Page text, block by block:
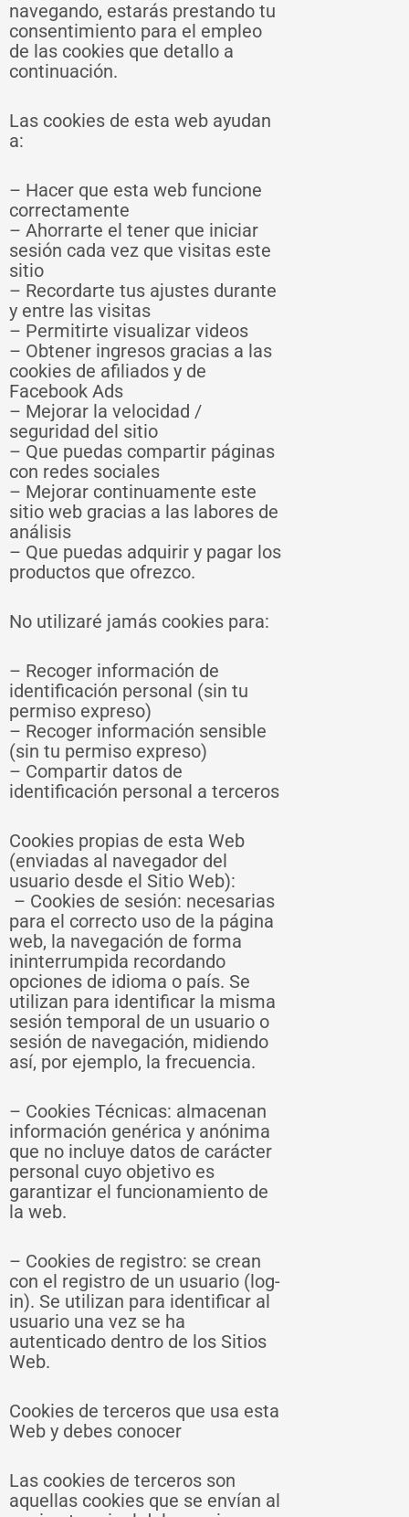
navegando, estarás prestando tu
consentimiento para el empleo
de las cookies que detallo a
continuación.
Las cookies de esta web ayudan
a:
– Hacer que esta web funcione
correctamente
– Ahorrarte el tener que iniciar
sesión cada vez que visitas este
sitio
– Recordarte tus ajustes durante
y entre las visitas
– Permitirte visualizar videos
– Obtener ingresos gracias a las
cookies de afiliados y de
Facebook Ads
– Mejorar la velocidad /
seguridad del sitio
– Que puedas compartir páginas
con redes sociales
– Mejorar continuamente este
sitio web gracias a las labores de
análisis
– Que puedas adquirir y pagar los
productos que ofrezco.
No utilizaré jamás cookies para:
– Recoger información de
identificación personal (sin tu
permiso expreso)
– Recoger información sensible
(sin tu permiso expreso)
– Compartir datos de
identificación personal a terceros
Cookies propias de esta Web
(enviadas al navegador del
usuario desde el Sitio Web):
– Cookies de sesión: necesarias
para el correcto uso de la página
web, la navegación de forma
ininterrumpida recordando
opciones de idioma o país. Se
utilizan para identificar la misma
sesión temporal de un usuario o
sesión de navegación, midiendo
así, por ejemplo, la frecuencia.
– Cookies Técnicas: almacenan
información genérica y anónima
que no incluye datos de carácter
personal cuyo objetivo es
garantizar el funcionamiento de
la web.
– Cookies de registro: se crean
con el registro de un usuario (log-
in). Se utilizan para identificar al
usuario una vez se ha
autenticado dentro de los Sitios
Web.
Cookies de terceros que usa esta
Web y debes conocer
Las cookies de terceros son
aquellas cookies que se envían al